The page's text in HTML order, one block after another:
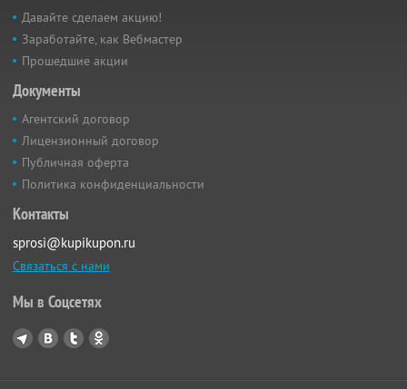
Давайте сделаем акцию!
Заработайте, как Вебмастер
Прошедшие акции
Документы
Агентский договор
Лицензионный договор
Публичная оферта
Политика конфиденциальности
Контакты
sprosi@kupikupon.ru
Связаться с нами
Мы в Соцсетях